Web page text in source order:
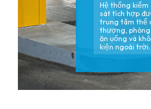
Hệ thống kiểm
sát tích hợp
trung tâm thể
thượng, phòng
ăn uống và
kiện ngoài trời.